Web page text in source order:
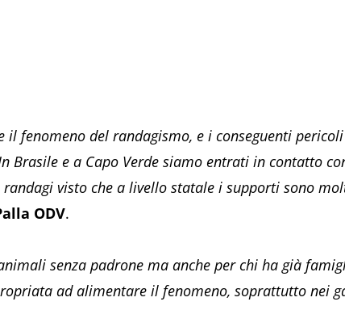
fenomeno del randagismo, e i conseguenti
e a Capo Verde siamo entrati in contatto
visto che a livello statale i supporti sono
ODV.
senza padrone ma anche per chi ha già
ad alimentare il fenomeno, soprattutto nei